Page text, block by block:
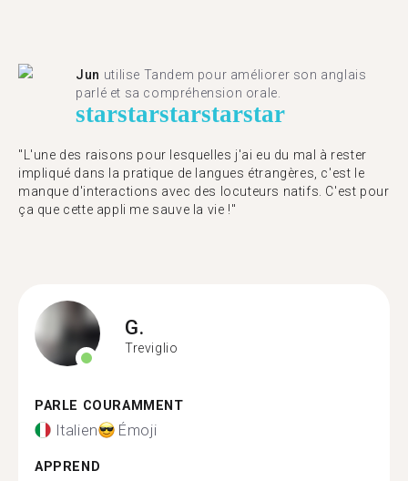
Jun utilise Tandem pour améliorer son anglais
parlé et sa compréhension orale.
starstarstarstarstar
"L'une des raisons pour lesquelles j'ai eu du mal à rester
impliqué dans la pratique de langues étrangères, c'est le
manque d'interactions avec des locuteurs natifs. C'est pour
ça que cette appli me sauve la vie !"
G.
Treviglio
PARLE COURAMMENT
Italien Émoji
APPREND